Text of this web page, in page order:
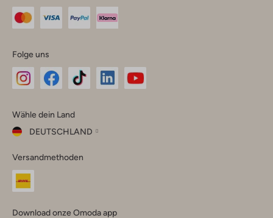
Folge uns
Instagram
Facebook
TikTok
Wähle dein Land
DEUTSCHLAND
dein
Land
Versandmethoden
Download onze Omoda app